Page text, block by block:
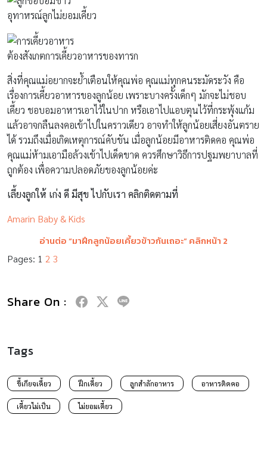
อุทาหรณ์ลูกไม่ยอมเคี้ยว
ต้องสังเกตการเคี้ยวอาหารของทารก
สิ่งที่คุณแม่อยากจะย้ำเตือนให้คุณพ่อ คุณแม่ทุกคนระมัดระวัง คือ
เรื่องการเคี้ยวอาหารของลูกน้อย เพราะบางครั้งเด็กๆ มักจะไม่ชอบ
เคี้ยว ชอบอมอาหารเอาไว้ในปาก หรือเอาไปแอบตุนไว้ที่กระพุ้งแก้ม
แล้วอาจกลืนลงคอเข้าไปในคราวเดียว อาจทำให้ลูกน้อยเสี่ยงอันตราย
ได้ รวมถึงเมื่อเกิดเหตุการณ์คับขัน เมื่อลูกน้อยมีอาหารติดคอ คุณพ่อ
คุณแม่ห้ามเอามือล้วงเข้าไปเด็ดขาด ควรศึกษาวิธีการปฐมพยาบาลที่
ถูกต้อง เพื่อความปลอดภัยของลูกน้อยค่ะ
เลี้ยงลูกให้ เก่ง ดี มีสุข ไปกับเรา คลิกติดตามที่
Amarin Baby & Kids
อ่านต่อ “มาฝึกลูกน้อยเคี้ยวข้าวกันเถอะ” คลิกหน้า 2
Pages: 1 2 3
Share On :
Tags
ขี้เกียจเคี้ยว ฝึกเคี้ยว ลูกสำลักอาหาร อาหารติดคอ
เคี้ยวไม่เป็น ไม่ยอมเคี้ยว